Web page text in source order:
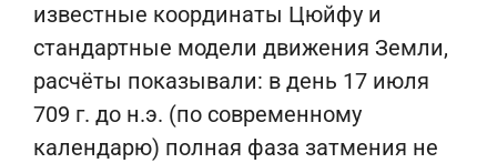
известные координаты Цюйфу и
стандартные модели движения Земли,
расчёты показывали: в день 17 июля
709 г. до н.э. (по современному
календарю) полная фаза затмения не